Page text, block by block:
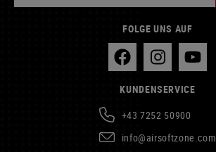
FOLGE UNS AUF
KUNDENSERVICE
+43 7252 50900
info@airsoftzone.com